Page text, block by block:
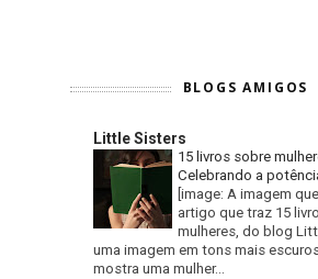
BLOGS AMIGOS
Little Sisters
15 livros sobre
Celebrando a
[image: A imagem
artigo que traz 15
mulheres, do blog
uma imagem em tons mais
mostra uma mulher...